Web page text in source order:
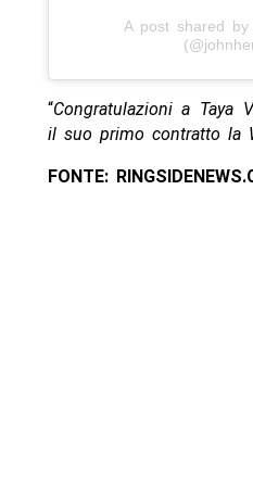
A post shared by
“Congratulazioni a Taya
il suo primo contratto la
FONTE: